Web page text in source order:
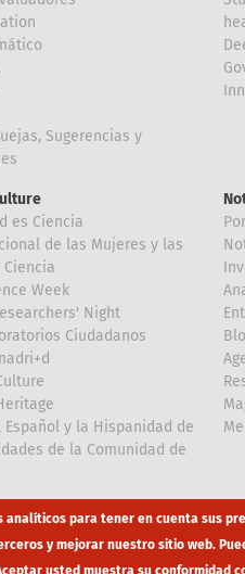
Sugerencias y
es Ciencia
de las Mujeres y las
Week
Night
Ciudadanos
Español y la Hispanidad de
de la Comunidad de
para tener en cuenta sus
y mejorar nuestro sitio web.
usted muestra su conformidad